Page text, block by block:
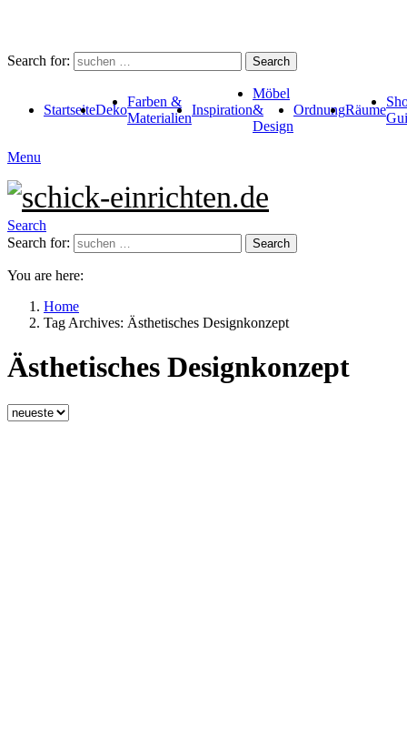
Search for: Search
StartseiteDeko
Farben &
Materialien
Inspiration
Möbel
&
Design
OrdnungRäume
Menu
Search
Search for:
Search
You are here:
Home
Tag Archives: Ästhetisches Designkonzept
Ästhetisches Designkonzept